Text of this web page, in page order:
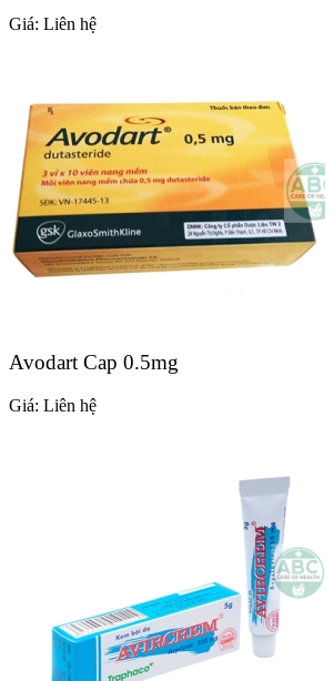
Giá: Liên hệ
Avodart Cap 0.5mg
Giá: Liên hệ